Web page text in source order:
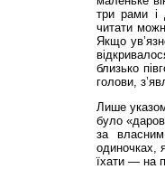
три рами і
читати
Якщо
близько
голови,
Лише
було
за
одиночках,
їхати — на